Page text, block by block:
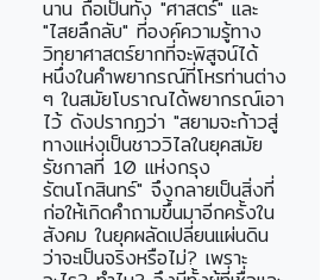
นาน ถือเป็นทั้ง "ศาสตร์" และ
"ไสยลึกลับ" ที่องค์ความรู้ทาง
วิทยาศาสตร์ยากที่จะพิสูจน์ได้
หนึ่งในคำพยากรณ์ที่โหรท่านต่าง
ๆ ในสมัยโบราณได้พยากรณ์เอา
ไว้ ดังปรากฏว่า "สยามจะก้าวสู่
ทางแห่งเป็นชาววิไลในยุคสมัย
รัชกาลที่ 10 แห่งกรุง
รัตนโกสินทร์" จึงกลายเป็นสิ่งที่
ก่อให้เกิดคำถามขึ้นมาอีกครั้งใน
สังคม ในยุคผลัดเปลี่ยนแผ่นดิน
ว่าจะเป็นจริงหรือไม่? เพราะ